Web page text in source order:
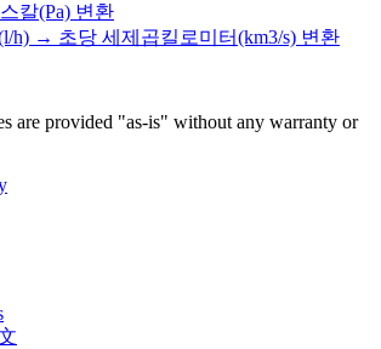
칼(Pa) 변환
h) → 초당 세제곱킬로미터(km3/s) 변환
are provided "as-is" without any warranty or